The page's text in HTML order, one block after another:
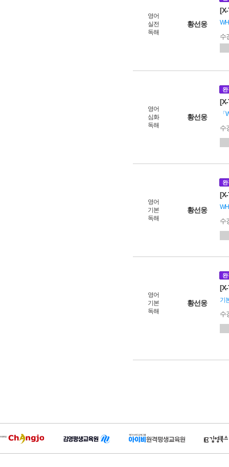
영어
실전
독해
황선웅
수
영어
심화
독해
황선웅
완
수
영어
기본
독해
황선웅
완
수
영어
기본
독해
황선웅
완
기
수